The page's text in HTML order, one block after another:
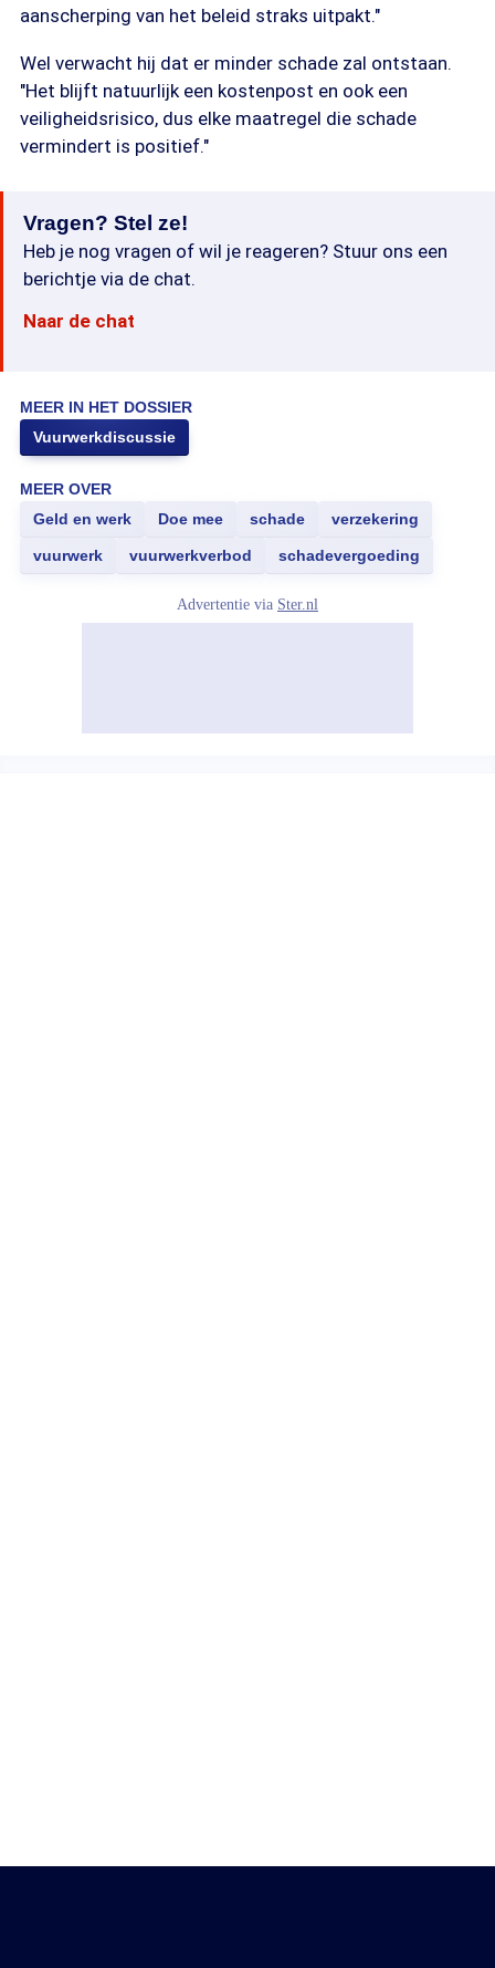
aanscherping van het beleid straks uitpakt."
Wel verwacht hij dat er minder schade zal ontstaan.
"Het blijft natuurlijk een kostenpost en ook een
veiligheidsrisico, dus elke maatregel die schade
vermindert is positief."
Vragen? Stel ze!
Heb je nog vragen of wil je reageren? Stuur ons een
berichtje via de chat.
Naar de chat
MEER IN HET DOSSIER
Vuurwerkdiscussie
MEER OVER
Geld en werk
Doe mee schade verzekering
vuurwerk vuurwerkverbod schadevergoeding
Advertentie via Ster.nl